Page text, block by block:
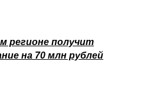
регионе получит
на 70 млн рублей